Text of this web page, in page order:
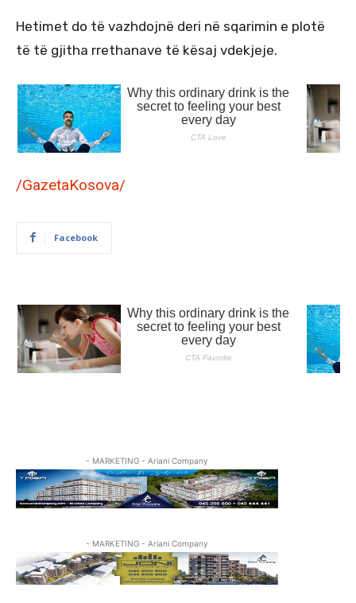
Hetimet do të vazhdojnë deri në sqarimin e plotë
të të gjitha rrethanave të kësaj vdekjeje.
/GazetaKosova/
Facebook
- MARKETING - Ariani Company
- MARKETING - Ariani Company